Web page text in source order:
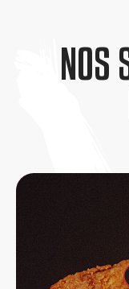
NOS